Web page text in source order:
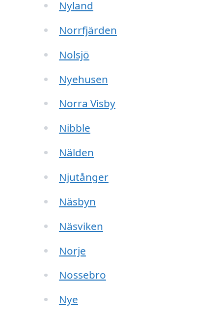
Nyland
Norrfjärden
Nolsjö
Nyehusen
Norra Visby
Nibble
Nälden
Njutånger
Näsbyn
Näsviken
Norje
Nossebro
Nye